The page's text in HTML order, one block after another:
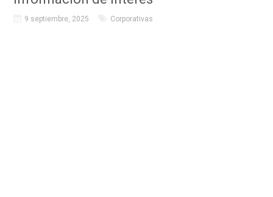
9 septiembre, 2025 Corporativas